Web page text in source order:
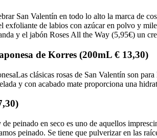
San Valentín en todo lo alto la marca de
exfoliante de labios con azúcar en polvo y
y el jabón Roses All the Way (5,95€) un
de Korres (200mL € 13,30)
Las clásicas rosas de San Valentín son
y con acabado mate proporciona una
de peinado en seco es uno de aquellos
peinado. Se tiene que pulverizar en las